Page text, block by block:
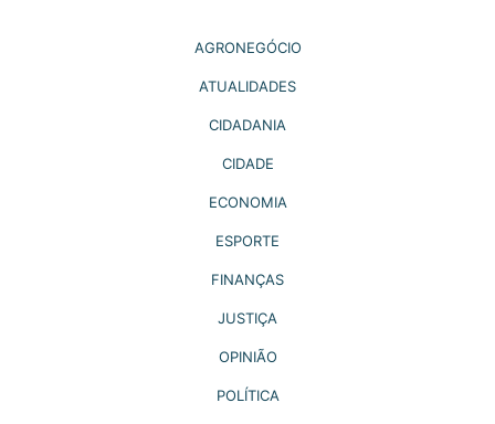
AGRONEGÓCIO
ATUALIDADES
CIDADANIA
CIDADE
ECONOMIA
ESPORTE
FINANÇAS
JUSTIÇA
OPINIÃO
POLÍTICA